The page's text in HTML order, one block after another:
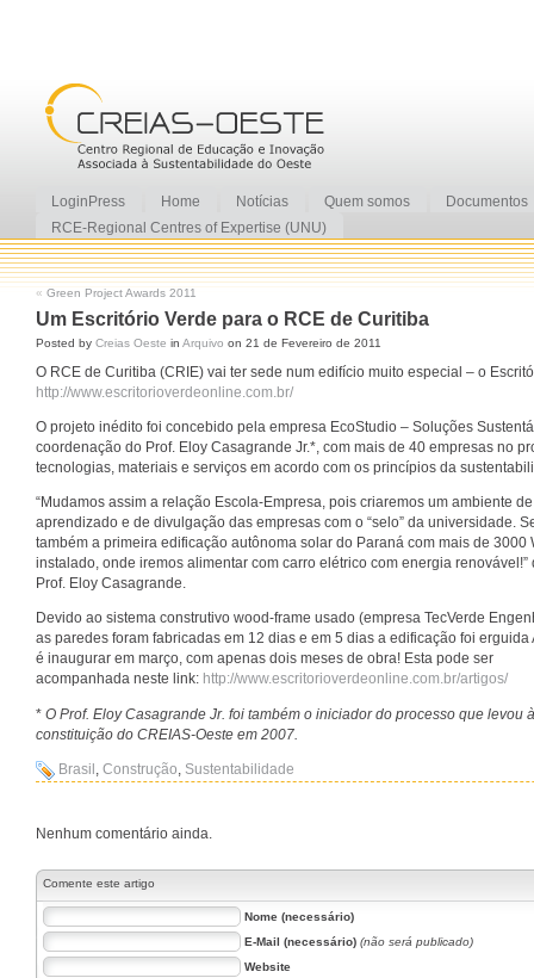
LoginPress Home Notícias Quem somos
Documentos
RCE-Regional Centres of Expertise (UNU)
« Green Project Awards 2011
Um Escritório Verde para o RCE de Curitiba
Posted by Creias Oeste in Arquivo on 21 de Fevereiro de 2011
O RCE de Curitiba (CRIE) vai ter sede num edifício muito especial – o
http://www.escritorioverdeonline.com.br/
O projeto inédito foi concebido pela empresa EcoStudio – Soluções
coordenação do Prof. Eloy Casagrande Jr.*, com mais de 40 empresas no
tecnologias, materiais e serviços em acordo com os princípios da
“Mudamos assim a relação Escola-Empresa, pois criaremos um ambiente de
aprendizado e de divulgação das empresas com o “selo” da universidade.
também a primeira edificação autônoma solar do Paraná com mais de 3000
instalado, onde iremos alimentar com carro elétrico com energia renovável!”
Prof. Eloy Casagrande.
Devido ao sistema construtivo wood-frame usado (empresa TecVerde
as paredes foram fabricadas em 12 dias e em 5 dias a edificação foi erguida
é inaugurar em março, com apenas dois meses de obra! Esta pode ser
acompanhada neste link: http://www.escritorioverdeonline.com.br/artigos/
* O Prof. Eloy Casagrande Jr. foi também o iniciador do processo que levou à
constituição do CREIAS-Oeste em 2007.
Brasil Construção Sustentabilidade
Nenhum comentário ainda.
Comente este artigo
Nome (necessário)
E-Mail (necessário) (não será publicado)
Website